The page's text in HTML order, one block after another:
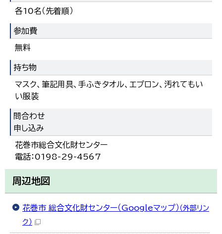
各10名（先着順）
参加費
無料
持ち物
マスク、筆記用具、手ふきタオル、エプロン、汚れてもい
い服装
問合わせ
申し込み
花巻市総合文化財センター
電話：0198-29-4567
周辺地図
花巻市 総合文化財センター（Googleマップ） （外部リン
ク）